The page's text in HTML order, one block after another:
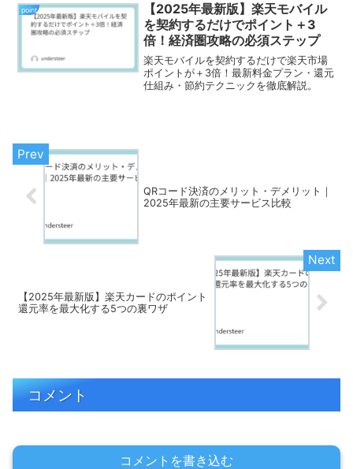
point
【2025年最新版】楽天モバイル
を契約するだけでポイント＋3
倍！経済圏攻略の必須ステップ
楽天モバイルを契約するだけで楽天市場
ポイントが＋3倍！最新料金プラン・還元
仕組み・節約テクニックを徹底解説。
QRコード決済のメリット・デメリット｜
2025年最新の主要サービス比較
【2025年最新版】楽天カードのポイント
還元率を最大化する5つの裏ワザ
コメント
コメントを書き込む